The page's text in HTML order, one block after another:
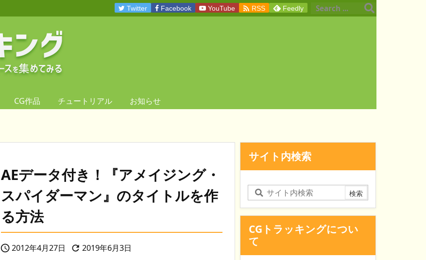
CG作品 チュートリアル お知らせ
Twitter Facebook YouTube  RSS Feedly
AEデータ付き！『アメイジング・
スパイダーマン』のタイトルを作
る方法
2012年4月27日  2019年6月3日
サイト内検索
CGトラッキングについ
て